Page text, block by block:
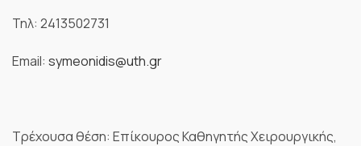
Τηλ: 2413502731
Email: symeonidis@uth.gr
Τρέχουσα θέση: Επίκουρος Καθηγητής Χειρουργικής,